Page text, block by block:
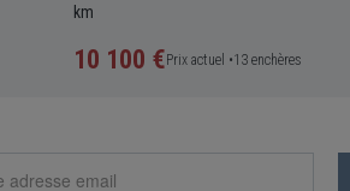
km
10 100 €Prix actuel •13 enchères